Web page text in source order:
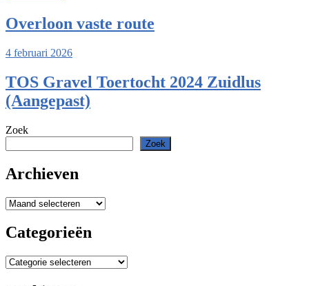
Overloon vaste route
4 februari 2026
TOS Gravel Toertocht 2024 Zuidlus
(Aangepast)
Zoek
Zoek
Archieven
Archieven
Categorieën
Categorieën